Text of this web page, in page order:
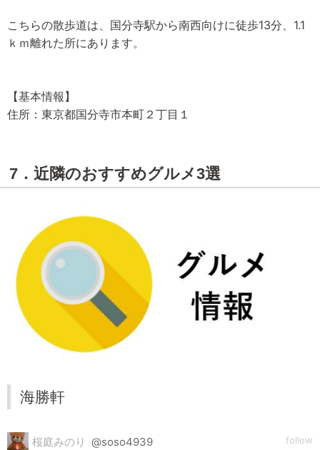
こちらの散歩道は、国分寺駅から南西向けに徒歩13分、1.1
ｋｍ離れた所にあります。
【基本情報】
住所：東京都国分寺市本町２丁目１
7．近隣のおすすめグルメ3選
海勝軒
桜庭みのり @soso4939 follow